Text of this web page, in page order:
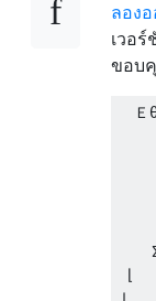
ลอง
เวอ
ขอบ
Ｅ
⌊